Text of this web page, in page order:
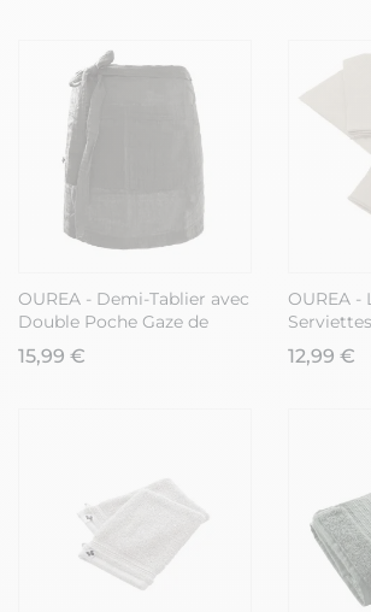
OUREA - Demi-Tablier avec
Double Poche Gaze de
Coton Granit
15,99 €
OUREA -
de Coton
12,99 €